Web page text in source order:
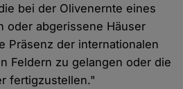
bei der Olivenernte eines
oder abgerissene Häuser
Präsenz der internationalen
Feldern zu gelangen oder die
fertigzustellen."